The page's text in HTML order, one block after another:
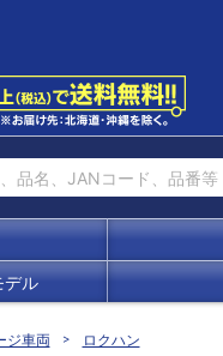
デル
ジ車両
ロクハン